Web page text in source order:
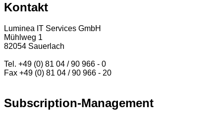
Kontakt
Luminea IT Services GmbH
Mühlweg 1
82054 Sauerlach
Tel. +49 (0) 81 04 / 90 966 - 0
Fax +49 (0) 81 04 / 90 966 - 20
Subscription-Management